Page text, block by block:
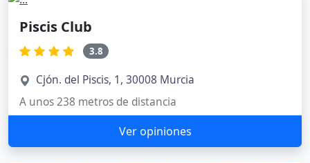
Piscis Club
3.8
Cjón. del Piscis, 1, 30008 Murcia
A unos 238 metros de distancia
Ver opiniones